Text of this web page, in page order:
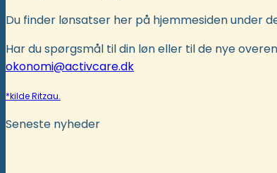
Du finder lønsatser her på hjemmesiden under
Har du spørgsmål til din løn eller til de nye
okonomi@activcare.dk
*kilde Ritzau.
Seneste nyheder